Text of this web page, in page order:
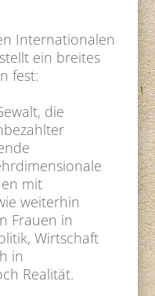
Internationalen
ein breites
fest:
die
mit
weiterhin
Frauen in
Wirtschaft
in
Realität.